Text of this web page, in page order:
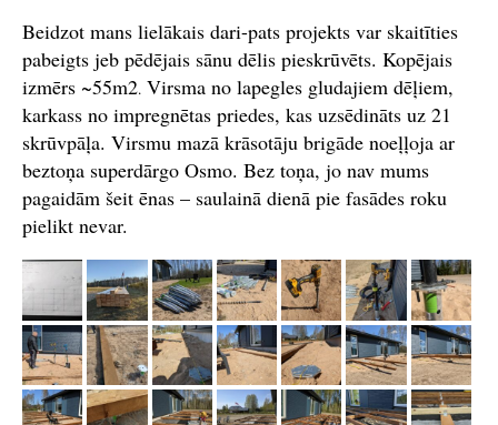
Beidzot mans lielākais dari-pats projekts var skaitīties
pabeigts jeb pēdējais sānu dēlis pieskrūvēts. Kopējais
izmērs ~55m2. Virsma no lapegles gludajiem dēļiem,
karkass no impregnētas priedes, kas uzsēdināts uz 21
skrūvpāļa. Virsmu mazā krāsotāju brigāde noeļļoja ar
beztoņa superdārgo Osmo. Bez toņa, jo nav mums
pagaidām šeit ēnas – saulainā dienā pie fasādes roku
pielikt nevar.